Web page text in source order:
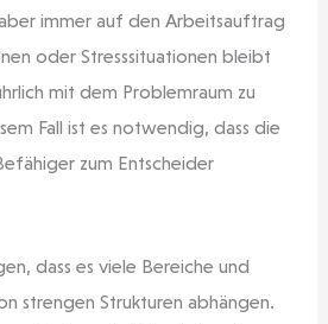
immer auf den Arbeitsauftrag
oder Stresssituationen bleibt
mit dem Problemraum zu
Fall ist es notwendig, dass die
zum Entscheider
dass es viele Bereiche und
strengen Strukturen abhängen.